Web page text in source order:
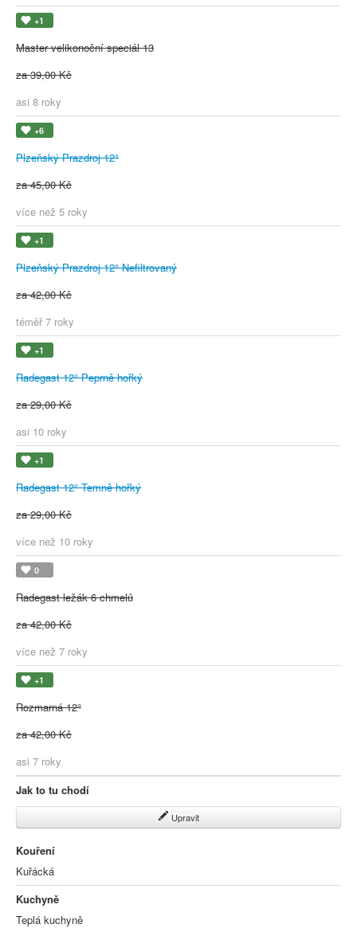
+1
Master velikonoční speciál 13
za 39,00 Kč
asi 8 roky
+6
Plzeňský Prazdroj 12°
za 45,00 Kč
více než 5 roky
+1
Plzeňský Prazdroj 12° Nefiltrovaný
za 42,00 Kč
téměř 7 roky
+1
Radegast 12° Peprně hořký
za 29,00 Kč
asi 10 roky
+1
Radegast 12° Temně hořký
za 29,00 Kč
více než 10 roky
0
Radegast ležák 6 chmelů
za 42,00 Kč
více než 7 roky
+1
Rozmarná 12°
za 42,00 Kč
asi 7 roky
Jak to tu chodí
Upravit
Kouření
Kuřácká
Kuchyně
Teplá kuchyně